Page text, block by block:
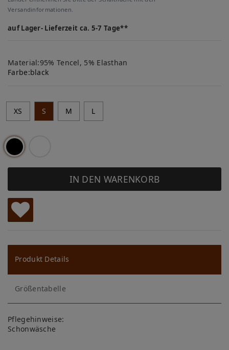
Versandinformationen.
auf Lager- Lieferzeit ca. 5-7 Tage**
Material:95% Tencel, 5% Elasthan
Farbe:black
XS S M L
IN DEN WARENKORB
W
u
ns
ch
lis
te
Produkt Details
Größentabelle
Pflegehinweise:
Schonwäsche